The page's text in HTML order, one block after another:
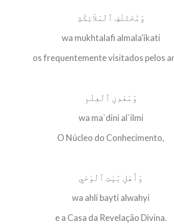
وَمُخْتَلَفِ ٱلْمَلاَئِكَةِ
wa mukhtalafi almala’ikati
os frequentemente visitados pelos
وَمَعْدِنِ ٱلْعِلْمِ
wa ma`dini al`ilmi
O Núcleo do Conhecimento,
وَأَهْلِ بَيْتِ ٱلْوَحْيِ
wa ahli bayti alwahyi
e a Casa da Revelação Divina.